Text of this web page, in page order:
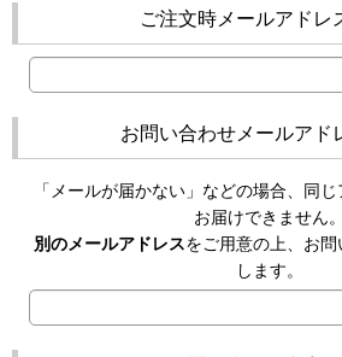
ご注文時メールアドレ
お問い合わせメールアド
「メールが届かない」などの場合、同
お届けできません。
別のメールアドレスをご用意の上、お
します。